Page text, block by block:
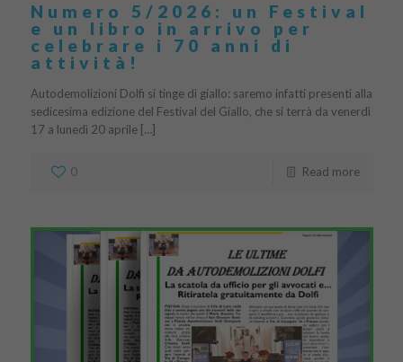
Numero 5/2026: un Festival
e un libro in arrivo per
celebrare i 70 anni di
attività!
Autodemolizioni Dolfi si tinge di giallo: saremo infatti presenti alla
sedicesima edizione del Festival del Giallo, che si terrà da venerdì
17 a lunedì 20 aprile […]
0 Read more